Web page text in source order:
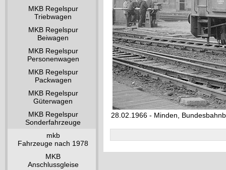
MKB Regelspur
Triebwagen
MKB Regelspur
Beiwagen
MKB Regelspur
Personenwagen
MKB Regelspur
Packwagen
MKB Regelspur
Güterwagen
MKB Regelspur
Sonderfahrzeuge
mkb
Fahrzeuge nach 1978
MKB
Anschlussgleise
28.02.1966 - Minden,